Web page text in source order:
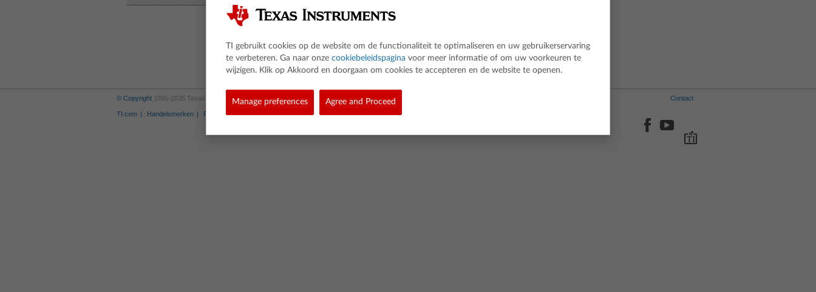
© Copyright 1995-2026 Texas Instruments Incorporated. All rights reserved.
TI.com Handelsmerken Privacybeleid Link-beleid Cookie Policy
Contact
TI gebruikt cookies op de website om de functionaliteit te optimaliseren en uw gebruikerservaring
te verbeteren. Ga naar onze cookiebeleidspagina voor meer informatie of om uw voorkeuren te
wijzigen. Klik op Akkoord en doorgaan om cookies te accepteren en de website te openen.
Manage preferences Agree and Proceed